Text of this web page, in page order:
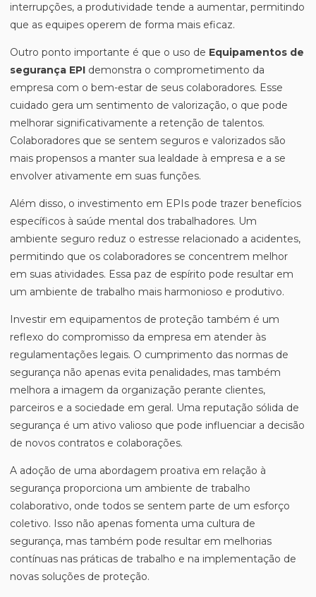
interrupções, a produtividade tende a aumentar, permitindo
que as equipes operem de forma mais eficaz.
Outro ponto importante é que o uso de Equipamentos de
segurança EPI demonstra o comprometimento da
empresa com o bem-estar de seus colaboradores. Esse
cuidado gera um sentimento de valorização, o que pode
melhorar significativamente a retenção de talentos.
Colaboradores que se sentem seguros e valorizados são
mais propensos a manter sua lealdade à empresa e a se
envolver ativamente em suas funções.
Além disso, o investimento em EPIs pode trazer benefícios
específicos à saúde mental dos trabalhadores. Um
ambiente seguro reduz o estresse relacionado a acidentes,
permitindo que os colaboradores se concentrem melhor
em suas atividades. Essa paz de espírito pode resultar em
um ambiente de trabalho mais harmonioso e produtivo.
Investir em equipamentos de proteção também é um
reflexo do compromisso da empresa em atender às
regulamentações legais. O cumprimento das normas de
segurança não apenas evita penalidades, mas também
melhora a imagem da organização perante clientes,
parceiros e a sociedade em geral. Uma reputação sólida de
segurança é um ativo valioso que pode influenciar a decisão
de novos contratos e colaborações.
A adoção de uma abordagem proativa em relação à
segurança proporciona um ambiente de trabalho
colaborativo, onde todos se sentem parte de um esforço
coletivo. Isso não apenas fomenta uma cultura de
segurança, mas também pode resultar em melhorias
contínuas nas práticas de trabalho e na implementação de
novas soluções de proteção.